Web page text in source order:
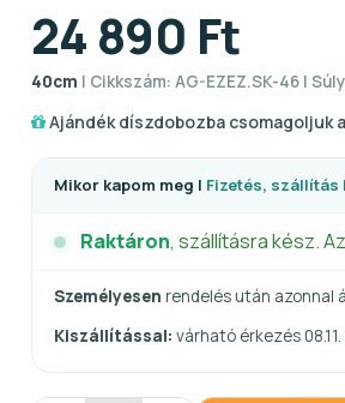
24 890 Ft
40cm | Cikkszám: AG-EZEZ.SK-46 |
Ajándék díszdobozba csomagoljuk
Mikor kapom meg | Fizetés, szállítás
Raktáron, szállításra kész.
Személyesen rendelés után azonnal
Kiszállítással: várható érkezés